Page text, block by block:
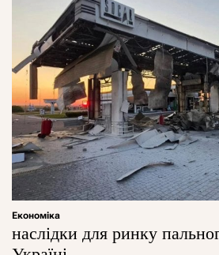
Економіка
наслідки для ринку